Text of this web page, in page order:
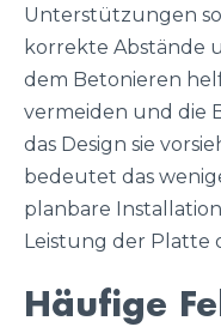
Unterstützungen
korrekte Abstände
dem Betonieren
vermeiden und die
das Design sie
bedeutet das
planbare
Leistung der Platte
Häufige